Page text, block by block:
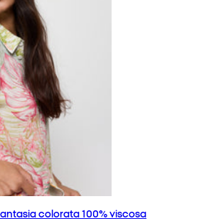
colorata 100% viscosa